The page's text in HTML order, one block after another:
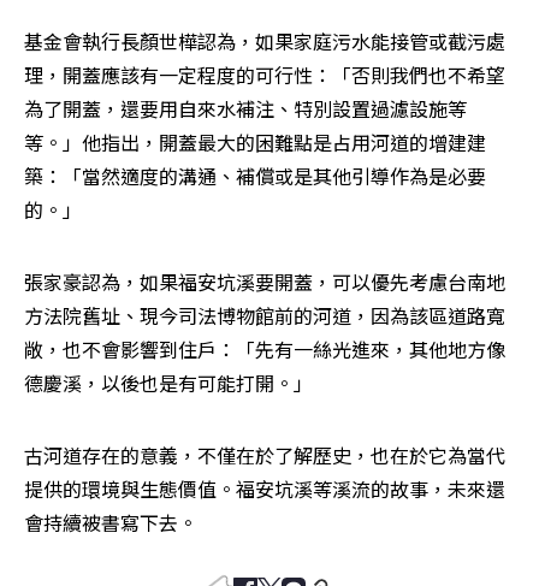
基金會執行長顏世樺認為，如果家庭污水能接管或截污處
理，開蓋應該有一定程度的可行性：「否則我們也不希望
為了開蓋，還要用自來水補注、特別設置過濾設施等
等。」他指出，開蓋最大的困難點是占用河道的增建建
築：「當然適度的溝通、補償或是其他引導作為是必要
的。」
張家豪認為，如果福安坑溪要開蓋，可以優先考慮台南地
方法院舊址、現今司法博物館前的河道，因為該區道路寬
敞，也不會影響到住戶：「先有一絲光進來，其他地方像
德慶溪，以後也是有可能打開。」
古河道存在的意義，不僅在於了解歷史，也在於它為當代
提供的環境與生態價值。福安坑溪等溪流的故事，未來還
會持續被書寫下去。